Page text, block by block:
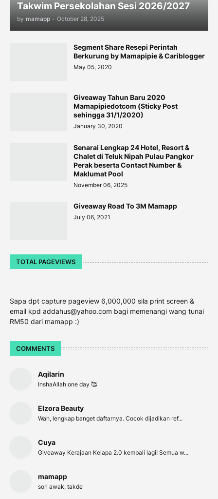
Takwim Persekolahan Sesi 2026/2027
by mamapp - October 28, 2025
Segment Share Resepi Perintah
Berkurung by Mamapipie & Cariblogger
May 05, 2020
Giveaway Tahun Baru 2020
Mamapipiedotcom (Sticky Post
sehingga 31/1/2020)
January 30, 2020
Senarai Lengkap 24 Hotel, Resort &
Chalet di Teluk Nipah Pulau Pangkor
Perak beserta Contact Number &
Maklumat Pool
November 06, 2025
Giveaway Road To 3M Mamapp
July 06, 2021
TOTAL PAGEVIEWS
Sapa dpt capture pageview 6,000,000 sila print screen &
email kpd addahus@yahoo.com bagi memenangi wang tunai
RM50 dari mamapp :)
COMMENTS
Aqilarin
InshaAllah one day 🥰
Elzora Beauty
Wah, lengkap banget daftarnya. Cocok dijadikan ref...
Cuya
Giveaway Kerajaan Kelapa 2.0 kembali lagi! Semua w...
mamapp
sori awak, takde